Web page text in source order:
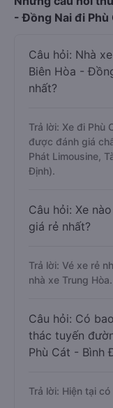
- Đồng Nai đi
Câu hỏi: Nhà
Biên Hòa -
nhất?
Trả lời: Xe đi Phù
được đánh giá
Phát Limousine,
Định).
Câu hỏi: Xe
giá rẻ nhất?
Trả lời: Vé xe rẻ
nhà xe Trung Hòa.
Câu hỏi: Có
thác tuyến
Phù Cát - Bình
Trả lời: Hiện tại